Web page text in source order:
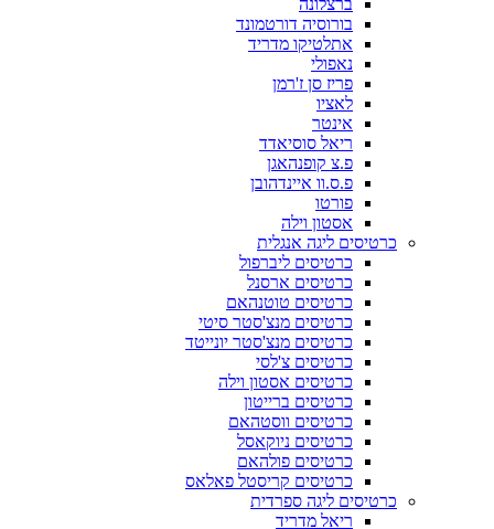
ברצלונה
בורוסיה דורטמונד
אתלטיקו מדריד
נאפולי
פריז סן ז'רמן
לאציו
אינטר
ריאל סוסיאדד
פ.צ קופנהאגן
פ.ס.וו איינדהובן
פורטו
אסטון וילה
כרטיסים ליגה אנגלית
כרטיסים ליברפול
כרטיסים ארסנל
כרטיסים טוטנהאם
כרטיסים מנצ'סטר סיטי
כרטיסים מנצ'סטר יונייטד
כרטיסים צ'לסי
כרטיסים אסטון וילה
כרטיסים ברייטון
כרטיסים ווסטהאם
כרטיסים ניוקאסל
כרטיסים פולהאם
כרטיסים קריסטל פאלאס
כרטיסים ליגה ספרדית
ריאל מדריד